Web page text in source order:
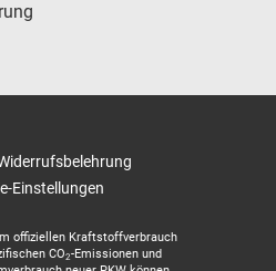
Einstellungen
offiziellen Kraftstoffverbrauch
CO2-Emissionen und